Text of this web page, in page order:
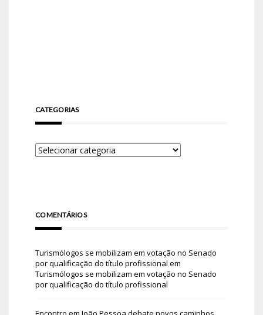
CATEGORIAS
COMENTÁRIOS
Turismólogos se mobilizam em votação no Senado
por qualificação do título profissional em
Turismólogos se mobilizam em votação no Senado
por qualificação do título profissional